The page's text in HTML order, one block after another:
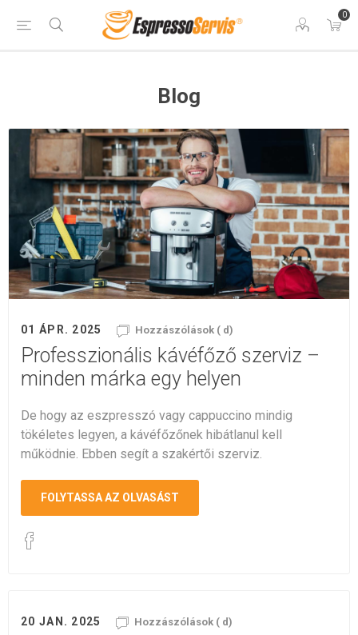
0
Blog
01 ÁPR. 2025 Hozzászólások ( d)
Professzionális kávéfőző szerviz –
minden márka egy helyen
De hogy az eszpresszó vagy cappuccino mindig
tökéletes legyen, a kávéfőzőnek hibátlanul kell
működnie. Ebben segít a szakértői szerviz.
FOLYTASSA AZ OLVASÁST
20 JAN. 2025 Hozzászólások ( d)